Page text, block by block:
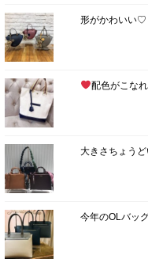
形がかわいい♡
配色がこな
大きさちょう
今年のOLバッ